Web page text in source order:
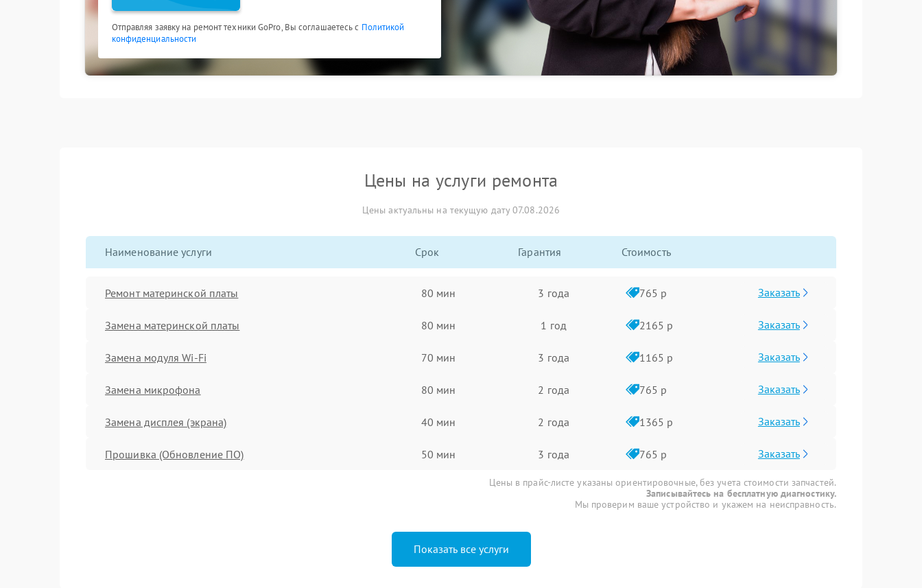
Отправляя заявку на ремонт техники GoPro, Вы соглашаетесь с Политикой
конфиденциальности
Цены на услуги ремонта
Цены актуальны на текущую дату 07.08.2026
Наименование услуги Срок Гарантия Стоимость
Ремонт материнской платы 80 мин 3 года 765 р Заказать
Замена материнской платы 80 мин 1 год 2165 р Заказать
Замена модуля Wi-Fi 70 мин 3 года 1165 р Заказать
Замена микрофона 80 мин 2 года 765 р Заказать
Замена дисплея (экрана) 40 мин 2 года 1365 р Заказать
Прошивка (Обновление ПО) 50 мин 3 года 765 р Заказать
Цены в прайс-листе указаны ориентировочные, без учета стоимости запчастей.
Записывайтесь на бесплатную диагностику.
Мы проверим ваше устройство и укажем на неисправность.
Показать все услуги